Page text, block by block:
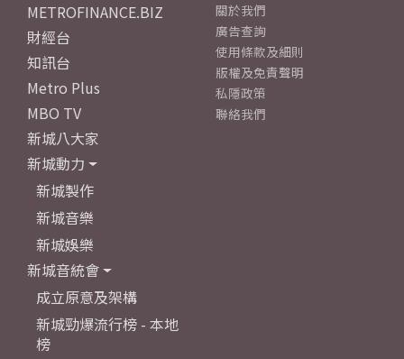
METROFINANCE.BIZ
財經台
知訊台
Metro Plus
MBO TV
新城八大家
新城動力
新城製作
新城音樂
新城娛樂
新城音統會
成立原意及架構
新城勁爆流行榜 - 本地
榜
關於我們
廣告查詢
使用條款及細則
版權及免責聲明
私隱政策
聯絡我們